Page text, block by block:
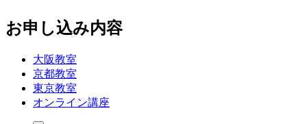
お申し込み内容
大阪教室
京都教室
東京教室
オンライン講座